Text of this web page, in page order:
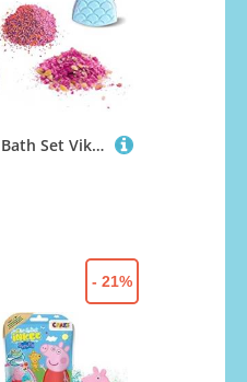
INKEE Mermazing Bath Set Viktoria Sarina | Geschenkset Badezusatz mit Badebomben, Badekugeln & Badesalze, Kinder Bade-Set
- 21%